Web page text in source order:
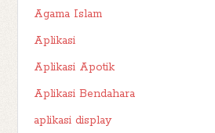
Agama Islam
Aplikasi
Aplikasi Apotik
Aplikasi Bendahara
aplikasi display